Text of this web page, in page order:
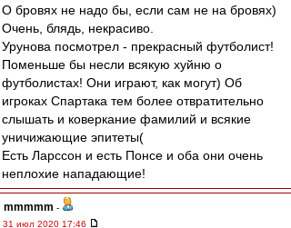
О бровях не надо бы, если сам не на бровях)
Очень, блядь, некрасиво.
Урунова посмотрел - прекрасный футболист!
Поменьше бы несли всякую хуйню о
футболистах! Они играют, как могут) Об
игроках Спартака тем более отвратительно
слышать и коверкание фамилий и всякие
уничижающие эпитеты(
Есть Ларссон и есть Понсе и оба они очень
неплохие нападающие!
mmmmm -
31 июл 2020 17:46